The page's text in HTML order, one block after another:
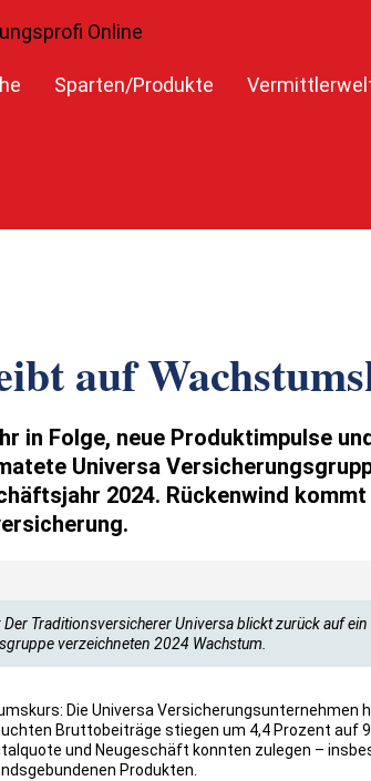
Sparten/Produkte
auf
in Folge, neue Produktimpulse
Universa
2024. Rückenwind
Traditionsversicherer Universa blickt zurück auf
verzeichneten 2024 Wachstum.
Die Universa Versicherungsunternehmen
Bruttobeiträge stiegen um 4,4 Prozent auf
und Neugeschäft konnten zulegen –
Produkten.